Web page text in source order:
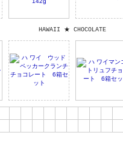
HAWAII ★ CHOCOLATE